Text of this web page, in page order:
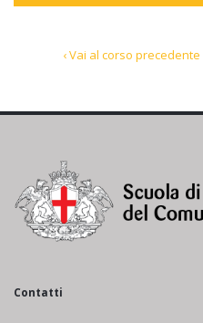
‹ Vai al corso precedente
Contatti